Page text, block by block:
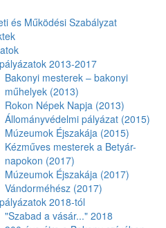
és Működési Szabályzat
2013-2017
Bakonyi mesterek – bakonyi
műhelyek (2013)
Rokon Népek Napja (2013)
Állományvédelmi pályázat (2015)
Múzeumok Éjszakája (2015)
Kézműves mesterek a Betyár-
napokon (2017)
Múzeumok Éjszakája (2017)
Vándorméhész (2017)
2018-tól
"Szabad a vásár..." 2018